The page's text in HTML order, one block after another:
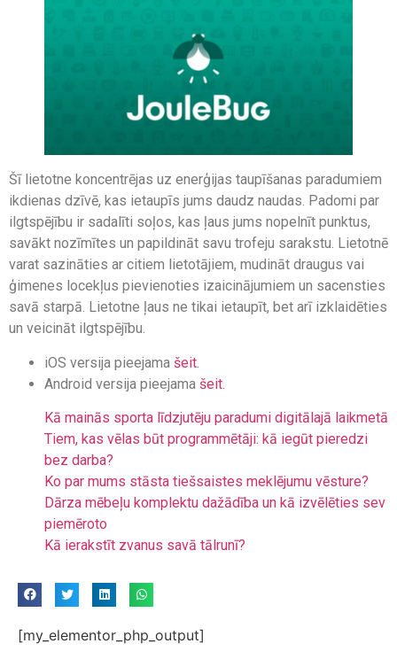
Šī lietotne koncentrējas uz enerģijas taupīšanas paradumiem
ikdienas dzīvē, kas ietaupīs jums daudz naudas. Padomi par
ilgtspējību ir sadalīti soļos, kas ļaus jums nopelnīt punktus,
savākt nozīmītes un papildināt savu trofeju sarakstu. Lietotnē
varat sazināties ar citiem lietotājiem, mudināt draugus vai
ģimenes locekļus pievienoties izaicinājumiem un sacensties
savā starpā. Lietotne ļaus ne tikai ietaupīt, bet arī izklaidēties
un veicināt ilgtspējību.
iOS versija pieejama šeit
Android versija pieejama šeit
Kā mainās sporta līdzjutēju paradumi digitālajā laikmetā
Tiem, kas vēlas būt programmētāji: kā iegūt pieredzi
bez darba?
Ko par mums stāsta tiešsaistes meklējumu vēsture?
Dārza mēbeļu komplektu dažādība un kā izvēlēties sev
piemēroto
Kā ierakstīt zvanus savā tālrunī?
[my_elementor_php_output]